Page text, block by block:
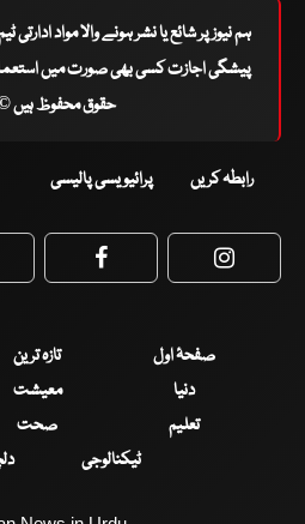
ہم نیوز پر شائع یا نشر ہونے والا مواد
پیشگی اجازت کسی بھی صورت میں
حقوق محفوظ ہیں ©
رابطہ کریں پرائیویسی پالیسی
Facebook
صفحۂ اول تازہ ترین
دنیا
معیشت
تعلیم
صحت
ٹیکنالوجی